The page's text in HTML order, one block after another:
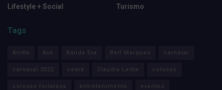
Lifestyle + Social
Turismo
Tags
Anitta Axé Banda Eva Bell Marques carnaval
carnaval 2022 ceará Claudia Leitte colosso
colosso fortaleza entretenimento eventos